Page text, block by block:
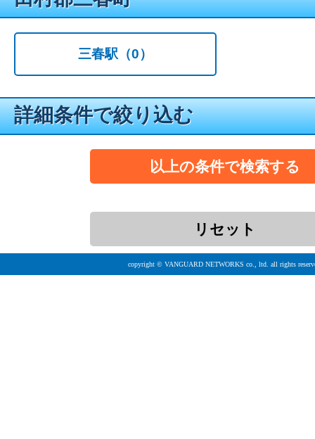
三春駅 （0）
詳細条件で絞り込む
copyright © VANGUARD NETWORKS co., ltd. all rights